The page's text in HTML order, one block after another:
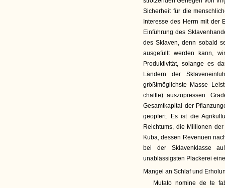
Sicherheit für die
Interesse des Herrn mit der
Einführung des
des Sklaven, denn sobald
ausgefüllt werden kann,
Produktivität, solange es
Ländern der
größtmöglichste Masse
chattle) auszupressen.
Gesamtkapital der
geopfert. Es ist die
Reichtums, die Millionen
Kuba, dessen Revenuen
bei der Sklavenklasse
unablässigsten Plackerei
Mangel an Schlaf und
Mutato nomine de te